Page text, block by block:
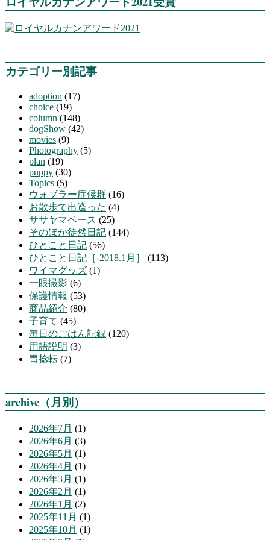
カテゴリー別記事
adoption (17)
choice (19)
column (148)
dogShow (42)
movies (9)
Photography (5)
plan (19)
puppy (30)
Topics (5)
ウォブラー症候群 (16)
お散歩で出逢った (4)
ササヤマベース (25)
そのほか徒然日記 (144)
ひとこと日記 (56)
ひとこと日記［-2018.1月］
(113)
ワイマグッズ (1)
一眼撮影 (6)
保護情報 (53)
商品紹介 (80)
子育て (45)
毎日のごはん記録 (120)
用語説明 (3)
胃捻転 (7)
archive（月別）
2026年7月 (1)
2026年6月 (3)
2026年5月 (1)
2026年4月 (1)
2026年3月 (1)
2026年2月 (1)
2026年1月 (2)
2025年11月 (1)
2025年10月 (1)